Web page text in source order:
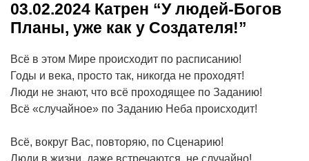
03.02.2024 Катрен “У людей-Богов
Планы, уже как у Создателя!”
Всё в этом Мире происходит по расписанию!
Годы и века, просто так, никогда не проходят!
Люди не знают, что всё проходящее по Заданию!
Всё «случайное» по Заданию Неба происходит!
Всё, вокруг Вас, повторяю, по Сценарию!
Люди в жизни, даже встречаются, не случайно!